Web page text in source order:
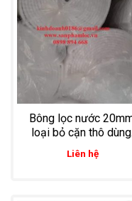
Bông lọc nước
loại bỏ cặn thô dùng
cho cả ao nuôi tôm và
lọc nước sinh hoạt
Liên hệ